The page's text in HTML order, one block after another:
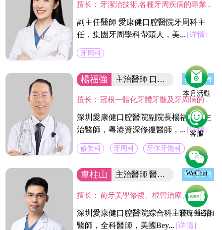
本月活動
客服
WeChat
醫療劵咨詢
擅长： 牙潔治技術,各種牙周疾病的專業治療及手術治療(翻瓣術及牙周引導骨組織再造術,龈切除術)及種植體周圍感染疾病的治療。
副主任醫師 愛康健口腔醫院牙周科主
任，集團牙周學科帶頭人，美... [详情]
牙周科
楊福強 主治醫師 口腔醫院副院長 预约挂号
擅长： 冠根一體化牙體牙髓及牙周病的診療，復雜牙的拔除，牙體缺損的嵌體修復，以及烤瓷冠、義齒的修復等方面的診治，在水激光治牙方面有著豐富的臨床經驗。臨床工作中致力於牙體保存，種植修復設計，咬合功能重建，微創美學牙體修復等。
深圳愛康健口腔醫院副院長楊福強，主
治醫師，粵港資深修復醫師，... [详情]
修复科 牙周科 牙体牙髓科
韋柱山 主治醫師 醫院綜合科主任 预约挂号
擅长： 前牙美學修複、根管治療、口腔修複、美容修複等。不僅熟練掌握口腔牙體、牙髓、牙周治療等常見疾病的治療，並在牙齒美白技術上獨具壹格，對修複各種色素牙、氟斑牙、四環素牙、黃牙等有豐富經驗。
深圳愛康健口腔醫院綜合科主任，主治
醫師，全科醫師，美國Bey... [详情]